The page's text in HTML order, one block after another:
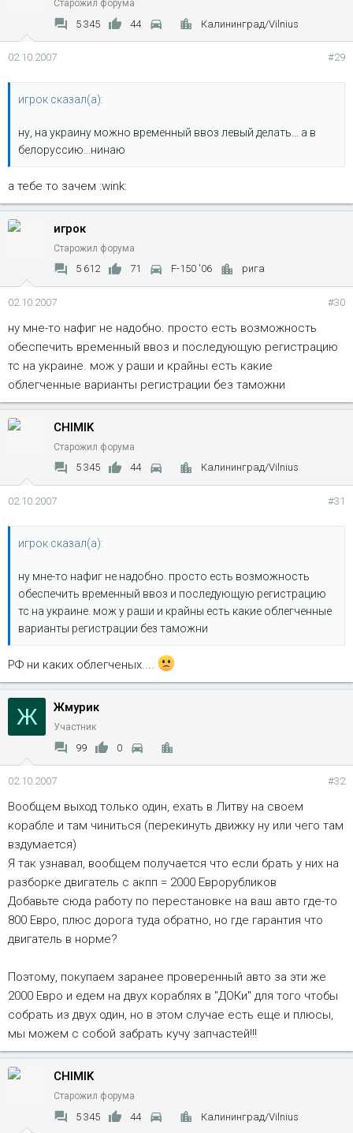
Старожил форума
5 345 44 Калининград/Vilnius
02.10.2007 #29
игрок сказал(а):
ну, на украину можно временный ввоз левый делать... а в
белоруссию...нинаю
а тебе то зачем :wink:
игрок
Старожил форума
5 612 71 F-150 '06 рига
02.10.2007 #30
ну мне-то нафиг не надобно. просто есть возможность
обеспечить временный ввоз и последующую регистрацию
тс на украине. мож у раши и крайны есть какие
облегченные варианты регистрации без таможни
CHIMIK
Старожил форума
5 345 44 Калининград/Vilnius
02.10.2007 #31
игрок сказал(а):
ну мне-то нафиг не надобно. просто есть возможность
обеспечить временный ввоз и последующую регистрацию
тс на украине. мож у раши и крайны есть какие облегченные
варианты регистрации без таможни
РФ ни каких облегченых....
Ж Жмурик
Участник
99 0
02.10.2007 #32
Вообщем выход только один, ехать в Литву на своем
корабле и там чиниться (перекинуть движку ну или чего там
вздумается)
Я так узнавал, вообщем получается что если брать у них на
разборке двигатель с акпп = 2000 Еврорубликов
Добавьте сюда работу по перестановке на ваш авто где-то
800 Евро, плюс дорога туда обратно, но где гарантия что
двигатель в норме?
Поэтому, покупаем заранее проверенный авто за эти же
2000 Евро и едем на двух кораблях в "ДОКи" для того чтобы
собрать из двух один, но в этом случае есть еще и плюсы,
мы можем с собой забрать кучу запчастей!!!
CHIMIK
Старожил форума
5 345 44 Калининград/Vilnius